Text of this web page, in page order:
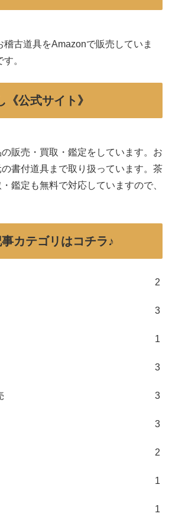
稽古道具をAmazonで販売していま
。
公式サイト》
販売・買取・鑑定をしています。お
書付道具まで取り扱っています。茶
鑑定も無料で対応していますので、
カテゴリはコチラ♪
2
3
1
3
3
3
2
1
1